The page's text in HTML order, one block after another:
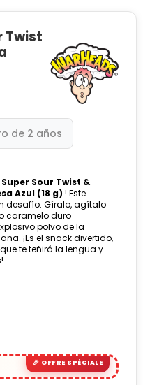
Twist
de 2 años
Super Sour Twist &
Azul (18 g) ! Este
desafío. Gíralo, agítalo
caramelo duro
polvo de la
¡Es el snack divertido,
te teñirá la lengua y